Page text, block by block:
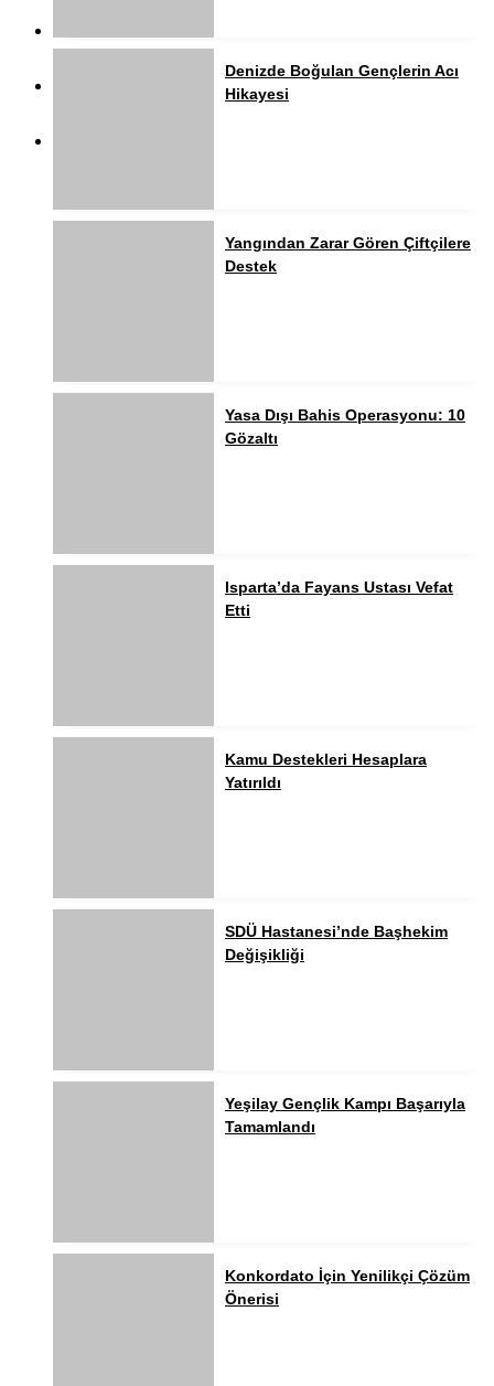
Denizde Boğulan Gençlerin Acı
Hikayesi
Yangından Zarar Gören Çiftçilere
Destek
Yasa Dışı Bahis Operasyonu: 10
Gözaltı
Isparta’da Fayans Ustası Vefat
Etti
Kamu Destekleri Hesaplara
Yatırıldı
SDÜ Hastanesi’nde Başhekim
Değişikliği
Yeşilay Gençlik Kampı Başarıyla
Tamamlandı
Konkordato İçin Yenilikçi Çözüm
Önerisi